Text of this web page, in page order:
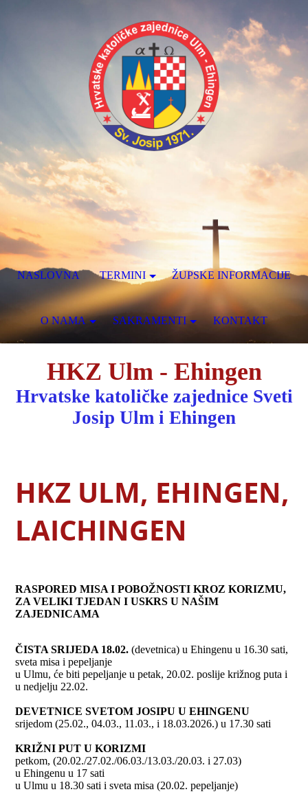
HKZ Ulm - Ehingen
Hrvatske katoličke zajednice Sveti
Josip Ulm i Ehingen
HKZ ULM, EHINGEN,
LAICHINGEN
RASPORED MISA I POBOŽNOSTI KROZ KORIZMU,
ZA VELIKI TJEDAN I USKRS U NAŠIM
ZAJEDNICAMA
ČISTA SRIJEDA 18.02. (devetnica) u Ehingenu u 16.30 sati,
sveta misa i pepeljanje
u Ulmu, će biti pepeljanje u petak, 20.02. poslije križnog puta i
u nedjelju 22.02.
DEVETNICE SVETOM JOSIPU U EHINGENU
srijedom (25.02., 04.03., 11.03., i 18.03.2026.) u 17.30 sati
KRIŽNI PUT U KORIZMI
petkom, (20.02./27.02./06.03./13.03./20.03. i 27.03)
u Ehingenu u 17 sati
u Ulmu u 18.30 sati i sveta misa (20.02. pepeljanje)
NASLOVNA TERMINI ŽUPSKE INFORMACIJE
O NAMA SAKRAMENTI KONTAKT